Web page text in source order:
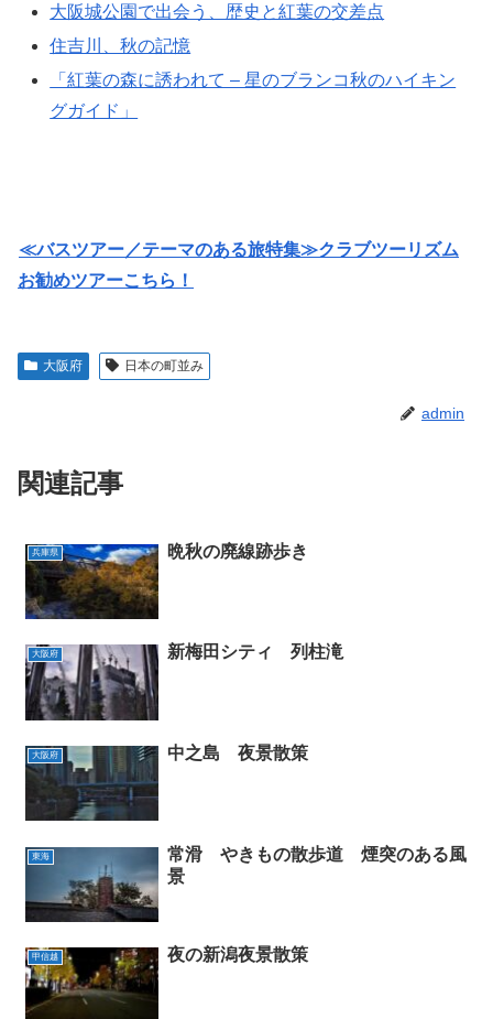
大阪城公園で出会う、歴史と紅葉の交差点
住吉川、秋の記憶
「紅葉の森に誘われて – 星のブランコ秋のハイキン
グガイド」
≪バスツアー／テーマのある旅特集≫クラブツーリズム
お勧めツアーこちら！
大阪府 日本の町並み
admin
関連記事
兵庫県 晩秋の廃線跡歩き
大阪府 新梅田シティ 列柱滝
大阪府 中之島 夜景散策
東海
常滑 やきもの散歩道 煙突のある風
景
甲信越 夜の新潟夜景散策